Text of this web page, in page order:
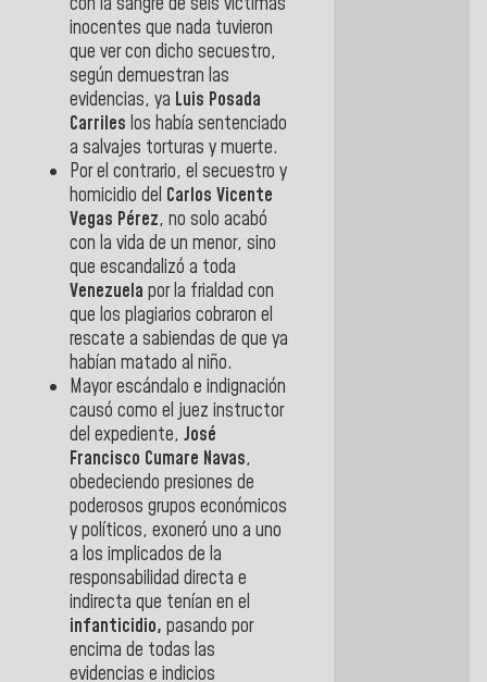
inocentes que nada tuvieron
que ver con dicho secuestro,
según demuestran las
evidencias, ya Luis Posada
Carriles los había sentenciado
a salvajes torturas y muerte.
Por el contrario, el secuestro y
homicidio del Carlos Vicente
Vegas Pérez, no solo acabó
con la vida de un menor, sino
que escandalizó a toda
Venezuela por la frialdad con
que los plagiarios cobraron el
rescate a sabiendas de que ya
habían matado al niño.
Mayor escándalo e indignación
causó como el juez instructor
del expediente, José
Francisco Cumare Navas,
obedeciendo presiones de
poderosos grupos económicos
y políticos, exoneró uno a uno
a los implicados de la
responsabilidad directa e
indirecta que tenían en el
infanticidio, pasando por
encima de todas las
evidencias e indicios